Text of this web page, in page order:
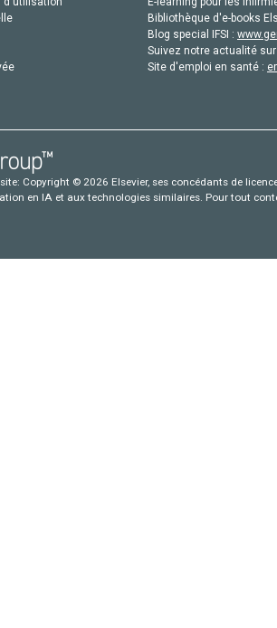
Bibliothèque d'e-books
Blog special IFSI :
Suivez notre actualité
Site d'emploi en santé :
Copyright © 2026 Elsevier, ses concédants de
en IA et aux technologies similaires. Pour tout